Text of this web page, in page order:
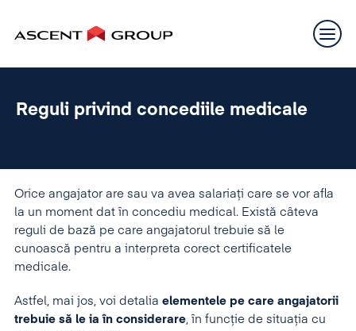
Reguli privind concediile medicale
Orice angajator are sau va avea salariaţi care se vor afla
la un moment dat în concediu medical. Există câteva
reguli de bază pe care angajatorul trebuie să le
cunoască pentru a interpreta corect certificatele
medicale.
Astfel, mai jos, voi detalia elementele pe care angajatorii
trebuie să le ia în considerare, în funcţie de situaţia cu